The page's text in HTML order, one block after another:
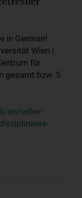
in German!
Wien |
für
gesamt bzw. 5
en/ueber-